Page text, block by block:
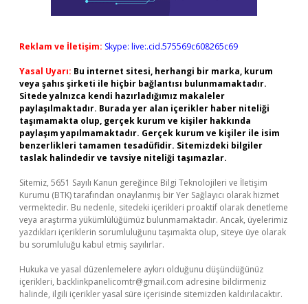
Reklam ve İletişim: Skype: live:.cid.575569c608265c69
Yasal Uyarı: Bu internet sitesi, herhangi bir marka, kurum
veya şahıs şirketi ile hiçbir bağlantısı bulunmamaktadır.
Sitede yalnızca kendi hazırladığımız makaleler
paylaşılmaktadır. Burada yer alan içerikler haber niteliği
taşımamakta olup, gerçek kurum ve kişiler hakkında
paylaşım yapılmamaktadır. Gerçek kurum ve kişiler ile isim
benzerlikleri tamamen tesadüfidir. Sitemizdeki bilgiler
taslak halindedir ve tavsiye niteliği taşımazlar.
Sitemiz, 5651 Sayılı Kanun gereğince Bilgi Teknolojileri ve İletişim
Kurumu (BTK) tarafından onaylanmış bir Yer Sağlayıcı olarak hizmet
vermektedir. Bu nedenle, sitedeki içerikleri proaktif olarak denetleme
veya araştırma yükümlülüğümüz bulunmamaktadır. Ancak, üyelerimiz
yazdıkları içeriklerin sorumluluğunu taşımakta olup, siteye üye olarak
bu sorumluluğu kabul etmiş sayılırlar.
Hukuka ve yasal düzenlemelere aykırı olduğunu düşündüğünüz
içerikleri, backlinkpanelicomtr@gmail.com adresine bildirmeniz
halinde, ilgili içerikler yasal süre içerisinde sitemizden kaldırılacaktır.